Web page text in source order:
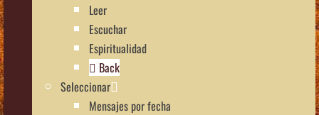
Leer
Escuchar
Espiritualidad
Back
Seleccionar
Mensajes por fecha